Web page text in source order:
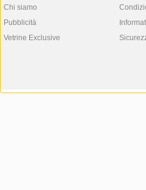
Chi siamo
Pubblicità
Vetrine Exclusive